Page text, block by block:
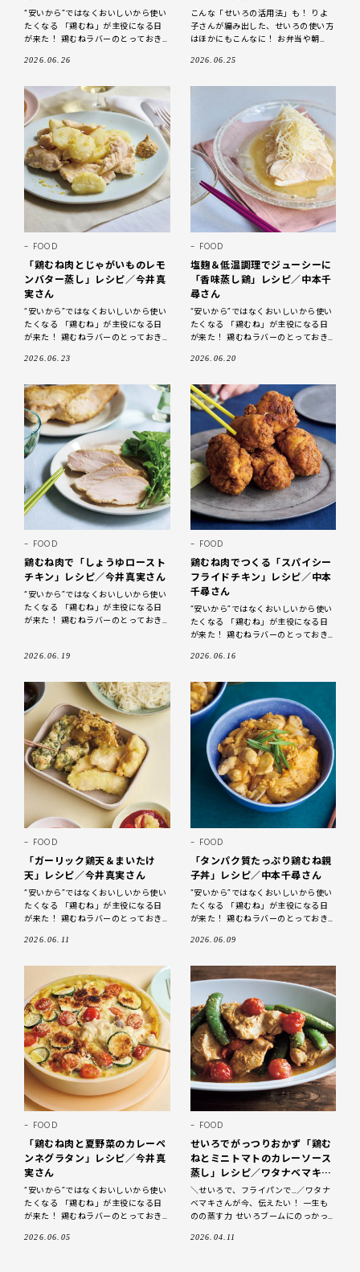
“安いから”ではなくおいしいから使い
たくなる 「鶏むね」が主役になる日
が来た！ 鶏むねラバーのとっておき
2026.06.26
こんな「せいろの活用法」も！ りよ
子さんが編み出した、せいろの使い方
はほかにもこんなに！ お弁当や朝
す。 お話を伺ったのは
2026.06.25
FOOD
「鶏むね肉とじゃがいものレモ
ンバター蒸し」レシピ／今井真
実さん
“安いから”ではなくおいしいから使い
たくなる 「鶏むね」が主役になる日
が来た！ 鶏むねラバーのとっておき
2026.06.23
FOOD
塩麹＆低温調理でジューシーに
「香味蒸し鶏」レシピ／中本千
尋さん
“安いから”ではなくおいしいから使い
たくなる 「鶏むね」が主役になる日
が来た！ 鶏むねラバーのとっておき
2026.06.20
FOOD
鶏むね肉で「しょうゆロースト
チキン」レシピ／今井真実さん
“安いから”ではなくおいしいから使い
たくなる 「鶏むね」が主役になる日
が来た！ 鶏むねラバーのとっておき
2026.06.19
FOOD
鶏むね肉でつくる「スパイシー
フライドチキン」レシピ／中本
千尋さん
“安いから”ではなくおいしいから使い
たくなる 「鶏むね」が主役になる日
が来た！ 鶏むねラバーのとっておき
2026.06.16
FOOD
「ガーリック鶏天＆まいたけ
天」レシピ／今井真実さん
“安いから”ではなくおいしいから使い
たくなる 「鶏むね」が主役になる日
が来た！ 鶏むねラバーのとっておき
2026.06.11
FOOD
「タンパク質たっぷり鶏むね親
子丼」レシピ／中本千尋さん
“安いから”ではなくおいしいから使い
たくなる 「鶏むね」が主役になる日
が来た！ 鶏むねラバーのとっておき
2026.06.09
FOOD
「鶏むね肉と夏野菜のカレーペ
ンネグラタン」レシピ／今井真
実さん
“安いから”ではなくおいしいから使い
たくなる 「鶏むね」が主役になる日
が来た！ 鶏むねラバーのとっておき
2026.06.05
FOOD
せいろでがっつりおかず「鶏む
ねとミニトマトのカレーソース
蒸し」レシピ／ワタナベマキさ
ん
＼せいろで、フライパンで…／ワタナ
ベマキさんが今、伝えたい！ 一生も
のの蒸す力 せいろブームにのっかっ
思えたり、がっつり味好きの家族ウケ
2026.04.11